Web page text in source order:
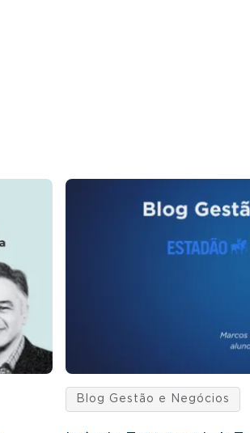
Blog Gestão e Negócios